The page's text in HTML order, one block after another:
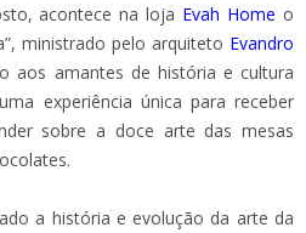
acontece na loja Evah Home o
ministrado pelo arquiteto Evandro
aos amantes de história e cultura
experiência única para receber
sobre a doce arte das mesas
a história e evolução da arte da